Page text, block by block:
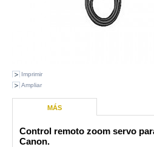
Imprimir
Ampliar
MÁS
Control remoto zoom servo
Canon.